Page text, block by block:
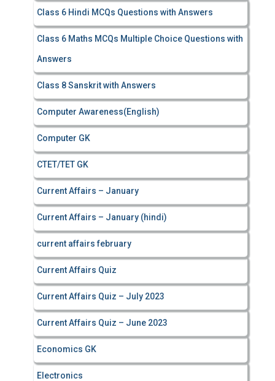
Class 6 Hindi MCQs Questions with Answers
Class 6 Maths MCQs Multiple Choice Questions with
Answers
Class 8 Sanskrit with Answers
Computer Awareness(English)
Computer GK
CTET/TET GK
Current Affairs – January
Current Affairs – January (hindi)
current affairs february
Current Affairs Quiz
Current Affairs Quiz – July 2023
Current Affairs Quiz – June 2023
Economics GK
Electronics